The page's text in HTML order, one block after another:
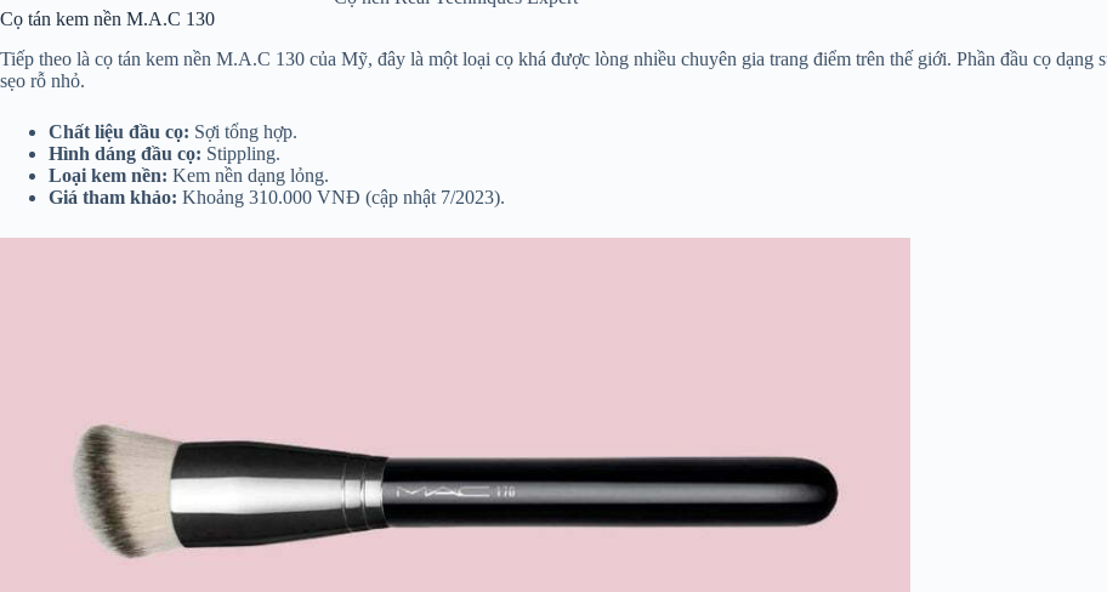
Cọ tán kem nền M.A.C 130
Tiếp theo là cọ tán kem nền M.A.C 130 của Mỹ, đây là một loại cọ khá được lòng nhiều chuyên gia trang điểm trên thế giới. Phần đầu cọ dạng
sẹo rỗ nhỏ.
Chất liệu đầu cọ: Sợi tổng hợp.
Hình dáng đầu cọ: Stippling.
Loại kem nền: Kem nền dạng lỏng.
Giá tham khảo: Khoảng 310.000 VNĐ (cập nhật 7/2023).